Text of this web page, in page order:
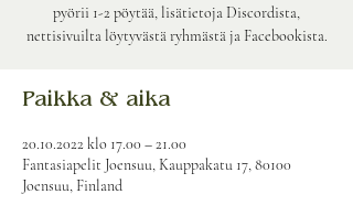
pyörii 1-2 pöytää, lisätietoja Discordista,
nettisivuilta löytyvästä ryhmästä ja Facebookista.
Paikka & aika
20.10.2022 klo 17.00 – 21.00
Fantasiapelit Joensuu, Kauppakatu 17, 80100
Joensuu, Finland